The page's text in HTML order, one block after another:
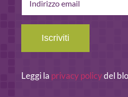
email
Iscriviti
Leggi la privacy policydel